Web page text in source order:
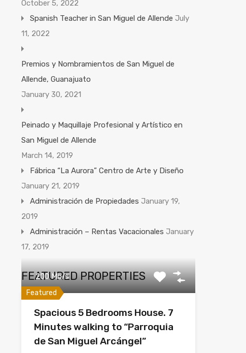
October 5, 2022
Spanish Teacher in San Miguel de Allende July
11, 2022
Premios y Nombramientos de San Miguel de
Allende, Guanajuato
January 30, 2021
Peinado y Maquillaje Profesional y Artístico en
San Miguel de Allende
March 14, 2019
Fábrica “La Aurora” Centro de Arte y Diseño
January 21, 2019
Administración de Propiedades January 19,
2019
Administración – Rentas Vacacionales January
17, 2019
FEATURED PROPERTIES
Featured
200 Mb/s
Spacious 5 Bedrooms House. 7
Minutes walking to “Parroquia
de San Miguel Arcángel”